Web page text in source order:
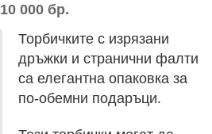
10 000 бр.
Торбичките с изрязани
дръжки и странични фалти
са елегантна опаковка за
по-обемни подаръци.